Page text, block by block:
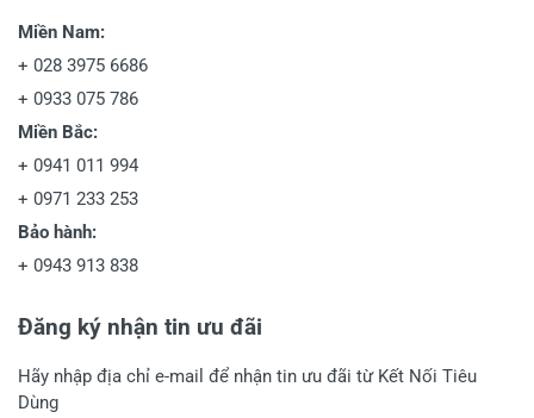
Miền Nam:
+ 028 3975 6686
+ 0933 075 786
Miền Bắc:
+ 0941 011 994
+ 0971 233 253
Bảo hành:
+ 0943 913 838
Đăng ký nhận tin ưu đãi
Hãy nhập địa chỉ e-mail để nhận tin ưu đãi từ Kết Nối Tiêu
Dùng